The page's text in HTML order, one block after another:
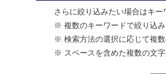
さらに絞り込みたい場合はキ
※ 複数のキーワードで絞り込
※ 検索方法の選択に応じて複
※ スペースを含めた複数の文